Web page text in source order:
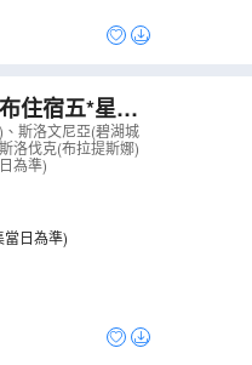
住宿五*星
古城/維也納
斯洛文尼亞(碧湖城
洛伐克(布拉提斯娜)
為準)
日為準)